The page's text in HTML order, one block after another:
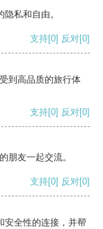
私和自由。
支持[0] 反对[0]
到高品质的旅行体
支持[0] 反对[0]
朋友一起交流。
支持[0] 反对[0]
安全性的连接，并帮